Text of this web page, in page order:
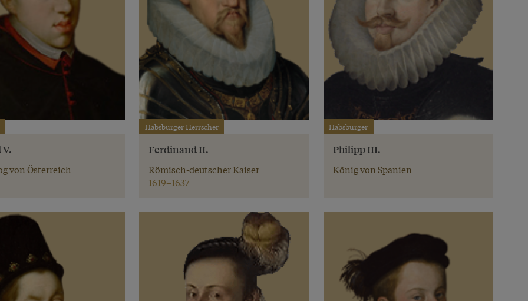
von Österreich
Habsburger Herrscher
Ferdinand II.
Römisch-deutscher Kaiser
1619–1637
Habsburger
Philipp III.
König von Spanien